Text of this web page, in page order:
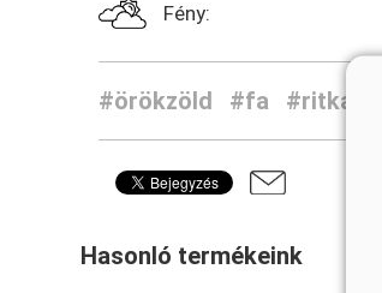
Fény:
#örökzöld #fa #ritkaság
Hasonló termékeink